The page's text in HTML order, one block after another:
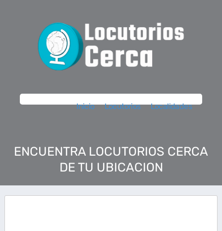
Inicio Locutorios Localidades
ENCUENTRA LOCUTORIOS CERCA
DE TU UBICACION